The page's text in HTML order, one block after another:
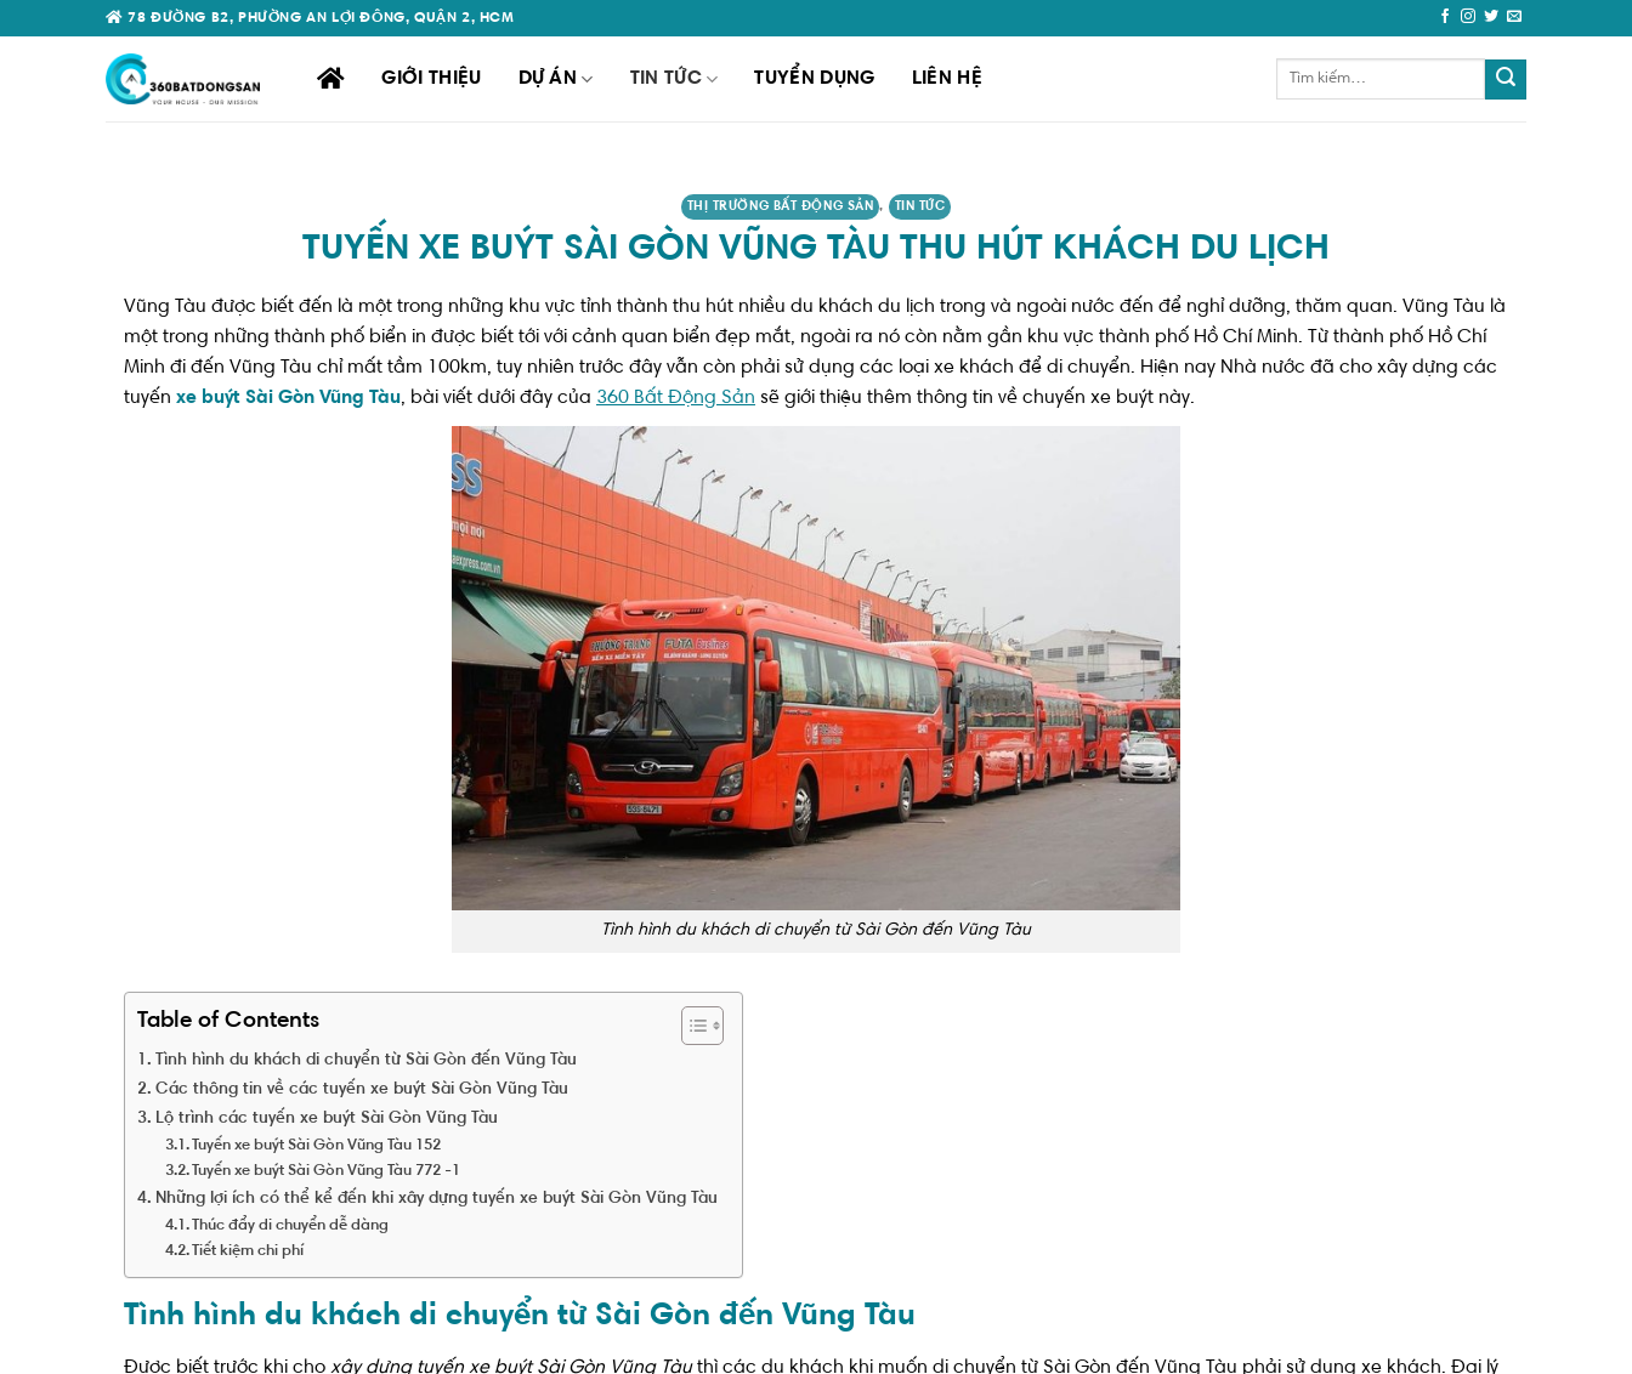
78 ĐƯỜNG B2, PHƯỜNG AN LỢI ĐÔNG, QUẬN 2, HCM
GIỚI THIỆU DỰ ÁN TIN TỨC TUYỂN DỤNG LIÊN HỆ
THỊ TRƯỜNG BẤT ĐỘNG SẢN , TIN TỨC
TUYẾN XE BUÝT SÀI GÒN VŨNG TÀU THU HÚT KHÁCH DU LỊCH
Vũng Tàu được biết đến là một trong những khu vực tỉnh thành thu hút nhiều du khách du lịch trong và ngoài nước đến để nghỉ dưỡng, thăm quan. Vũng Tàu là
một trong những thành phố biển in được biết tới với cảnh quan biển đẹp mắt, ngoài ra nó còn nằm gần khu vực thành phố Hồ Chí Minh. Từ thành phố Hồ Chí
Minh đi đến Vũng Tàu chỉ mất tầm 100km, tuy nhiên trước đây vẫn còn phải sử dụng các loại xe khách để di chuyển. Hiện nay Nhà nước đã cho xây dựng các
tuyến xe buýt Sài Gòn Vũng Tàu, bài viết dưới đây của 360 Bất Động Sản sẽ giới thiệu thêm thông tin về chuyến xe buýt này.
Tình hình du khách di chuyển từ Sài Gòn đến Vũng Tàu
Table of Contents
Tình hình du khách di chuyển từ Sài Gòn đến Vũng Tàu
Các thông tin về các tuyến xe buýt Sài Gòn Vũng Tàu
Lộ trình các tuyến xe buýt Sài Gòn Vũng Tàu
Tuyến xe buýt Sài Gòn Vũng Tàu 152
Tuyến xe buýt Sài Gòn Vũng Tàu 772 -1
Những lợi ích có thể kể đến khi xây dựng tuyến xe buýt Sài Gòn Vũng Tàu
Thúc đẩy di chuyển dễ dàng
Tiết kiệm chi phí
Tình hình du khách di chuyển từ Sài Gòn đến Vũng Tàu
Được biết trước khi cho xây dựng tuyến xe buýt Sài Gòn Vũng Tàuthì các du khách khi muốn di chuyển từ Sài Gòn đến Vũng Tàu phải sử dụng xe khách. Đại lý